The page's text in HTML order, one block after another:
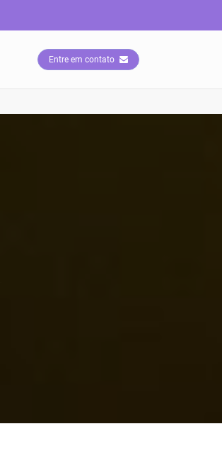
Entre em contato